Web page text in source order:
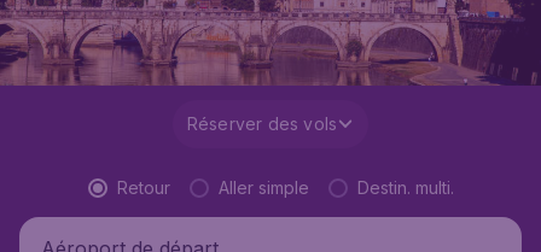
Réserver des vols
Retour Aller simple Destin. multi.